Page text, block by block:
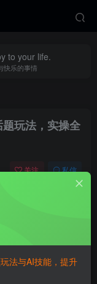
to your life.
快乐的事情
玩法，实操全
关注 私信
法与AI技能，提升